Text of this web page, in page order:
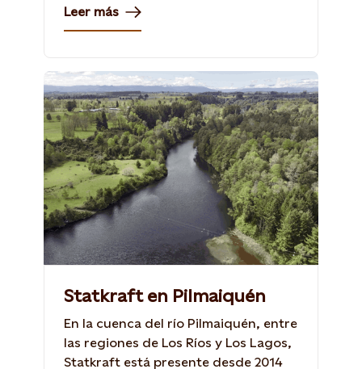
Leer más
Statkraft en Pilmaiquén
En la cuenca del río Pilmaiquén, entre
las regiones de Los Ríos y Los Lagos,
Statkraft está presente desde 2014